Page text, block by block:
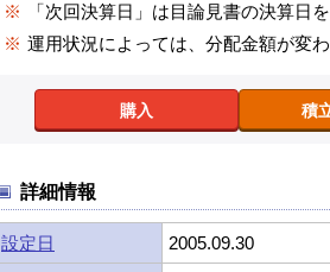
※
「次回決算日」は目論見書の決算日
※ 運用状況によっては、分配金額が変
購入 積
詳細情報
設定日
2005.09.30